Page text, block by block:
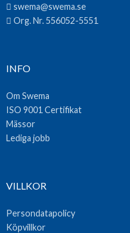
swema@swema.se
Org. Nr. 556052-5551
INFO
Om Swema
ISO 9001 Certifikat
Mässor
Lediga jobb
VILLKOR
Persondatapolicy
Köpvillkor